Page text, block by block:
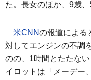
た。長女のほか、9歳
米CNNの報道による
対してエンジンの不調
のの、1時間とたたな
イロットは「メーデー